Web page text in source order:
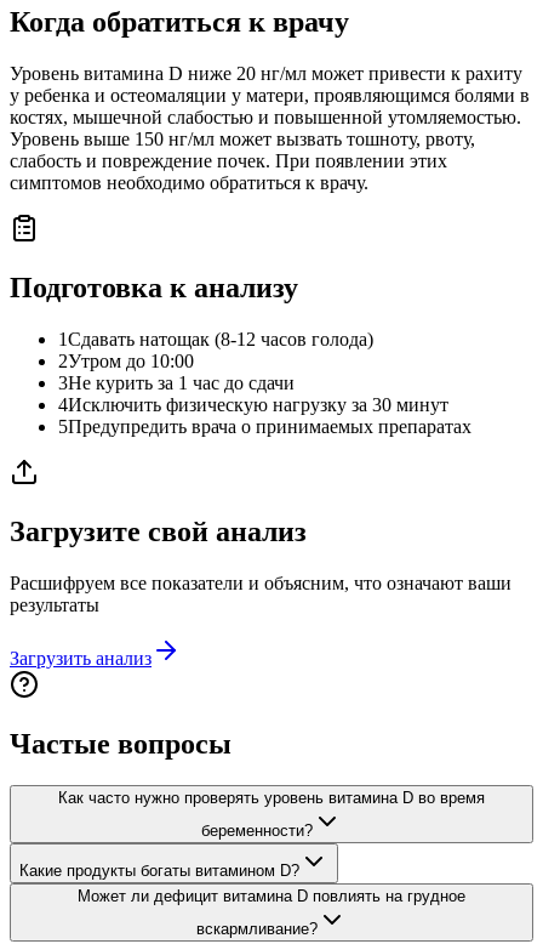
Когда обратиться к врачу
Уровень витамина D ниже 20 нг/мл может привести к рахиту
у ребенка и остеомаляции у матери, проявляющимся болями в
костях, мышечной слабостью и повышенной утомляемостью.
Уровень выше 150 нг/мл может вызвать тошноту, рвоту,
слабость и повреждение почек. При появлении этих
симптомов необходимо обратиться к врачу.
Подготовка к анализу
1Сдавать натощак (8-12 часов голода)
2Утром до 10:00
3Не курить за 1 час до сдачи
4Исключить физическую нагрузку за 30 минут
5Предупредить врача о принимаемых препаратах
Загрузите свой анализ
Расшифруем все показатели и объясним, что означают ваши
результаты
Загрузить анализ
Частые вопросы
Как часто нужно проверять уровень витамина D во время
беременности?
Какие продукты богаты витамином D?
Может ли дефицит витамина D повлиять на грудное
вскармливание?